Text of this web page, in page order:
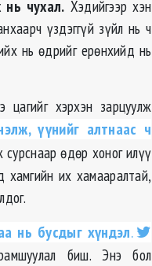
нь чухал. Хэдийгээр хэн
үздэггүй зүйл нь ч
нь өдрийг ерөнхийд нь
хэрхэн зарцуулж
үүнийг алтнаас ч
сурснаар өдөр хоног илүү
хамгийн их хамааралтай,
нь бусдыг хүндэл.
биш. Энэ бол